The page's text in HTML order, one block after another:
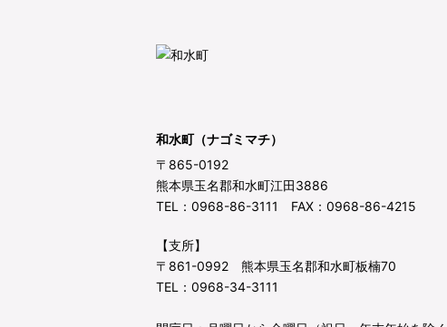
和水町（ナゴミマチ）
〒865-0192
熊本県玉名郡和水町江田3886
TEL：0968-86-3111 FAX：0968-86-4215
【支所】
〒861-0992 熊本県玉名郡和水町板楠70
TEL：0968-34-3111